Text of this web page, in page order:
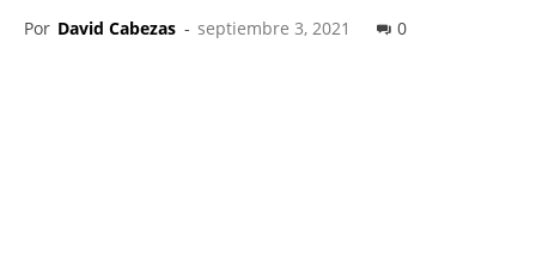
Por David Cabezas - septiembre 3, 2021 0